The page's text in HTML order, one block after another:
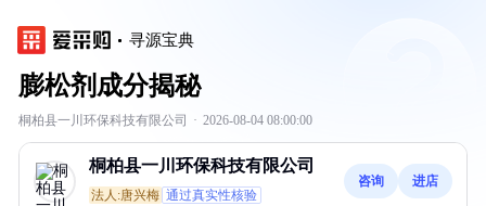
寻源宝典
膨松剂成分揭秘
桐柏县一川环保科技有限公司 · 2026-08-04 08:00:00
桐柏县一川环保科技有限公司
法人:唐兴梅 通过真实性核验
咨询 进店